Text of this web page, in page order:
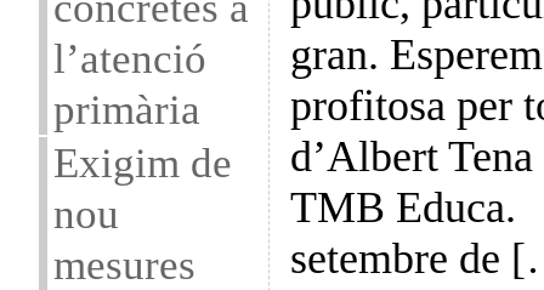
l’atenció
primària
Exigim de
nou
mesures
gran.
profitosa per
d’Albert
TMB Educa.
setembre de